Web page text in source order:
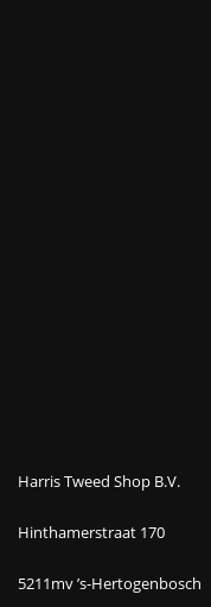
Harris Tweed Shop B.V.
Hinthamerstraat 170
5211mv ’s-Hertogenbosch